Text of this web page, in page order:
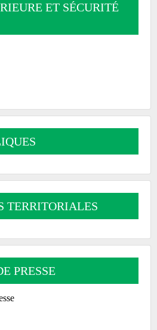
ET SÉCURITÉ
TERRITORIALES
PRESSE